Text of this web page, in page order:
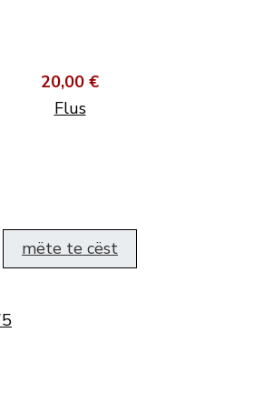
20,00 €
Flus
mëte te cëst